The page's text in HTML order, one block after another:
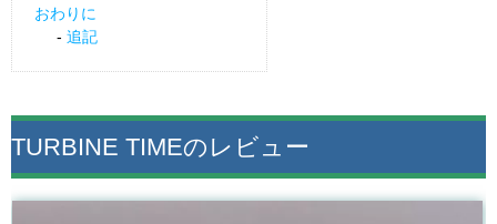
おわりに
追記
TURBINE TIMEのレビュー